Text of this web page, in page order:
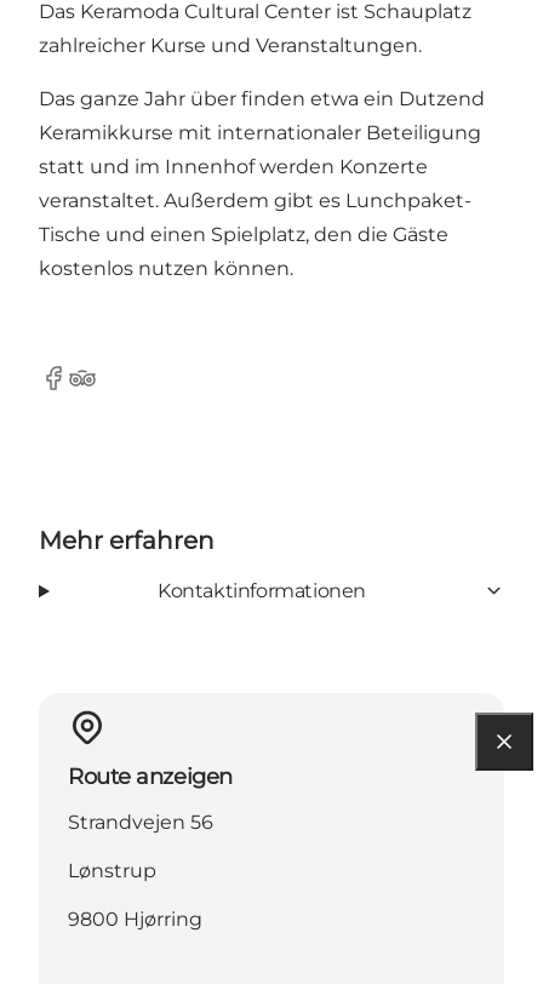
Das Keramoda Cultural Center ist Schauplatz
zahlreicher Kurse und Veranstaltungen.
Das ganze Jahr über finden etwa ein Dutzend
Keramikkurse mit internationaler Beteiligung
statt und im Innenhof werden Konzerte
veranstaltet. Außerdem gibt es Lunchpaket-
Tische und einen Spielplatz, den die Gäste
kostenlos nutzen können.
Facebook
Tripadvisor
Mehr erfahren
Kontaktinformationen
Route anzeigen
Strandvejen 56
Lønstrup
9800 Hjørring